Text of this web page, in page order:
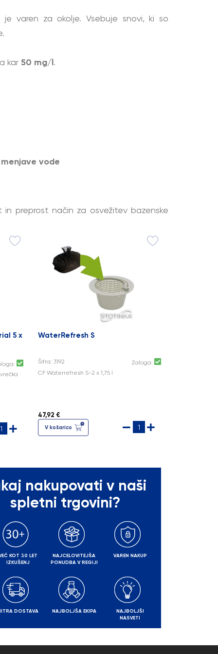
varen za okolje. Vsebuje snovi, ki so
kar 50 mg/l.
vode
in preprost način za osvežitev bazenske
5 x
WaterRefresh S
Šifra: 3192
Zaloga:
CF Waterrefresh S-2 x 1,75 l
47,92 €
V košarico
nakupovati v naši
spletni trgovini?
KOT 30 LET
IZKUŠENJ
NAJCELOVITEJŠA
PONUDBA V REGIJI
VAREN NAKUP
DOSTAVA NAJBOLJŠA EKIPA
NAJBOLJŠI
NASVETI